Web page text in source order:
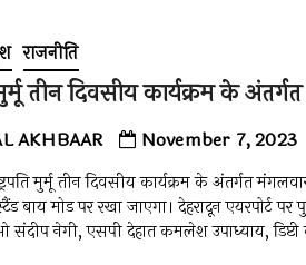
राजनीति
मुर्मू तीन दिवसीय कार्यक्रम के
AKHBAAR November 7, 2023
मुर्मू तीन दिवसीय कार्यक्रम के अंतर्गत
बाय मोड पर रखा जाएगा। देहरादून एयरपोर्ट
नेगी, एसपी देहात कमलेश उपाध्याय, डिप्टी